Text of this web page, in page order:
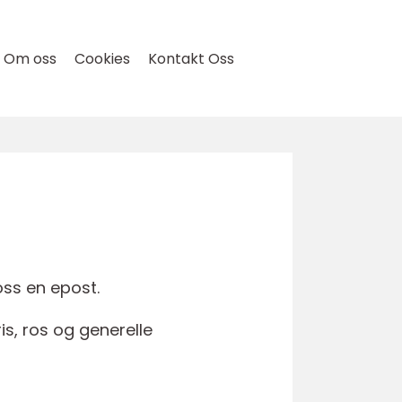
Om oss Cookies Kontakt Oss
en epost.
ros og generelle